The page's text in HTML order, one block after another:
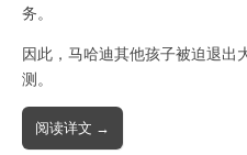
务。
因此，马哈迪其他孩子被迫退出
测。
阅读详文 →